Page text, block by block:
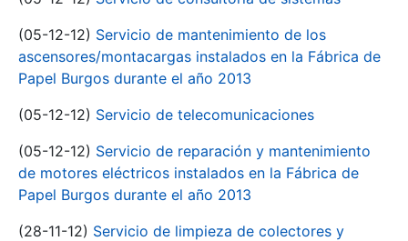
(05-12-12) Servicio de mantenimiento de los
ascensores/montacargas instalados en la Fábrica de
Papel Burgos durante el año 2013
(05-12-12) Servicio de telecomunicaciones
(05-12-12) Servicio de reparación y mantenimiento
de motores eléctricos instalados en la Fábrica de
Papel Burgos durante el año 2013
(28-11-12) Servicio de limpieza de colectores y